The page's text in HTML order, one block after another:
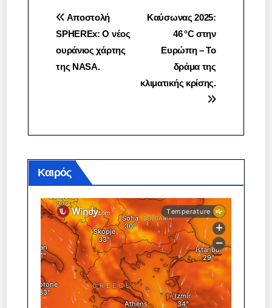
Πλοήγηση
άρθρων
Καύσωνας 2025:
46 °C στην
Ευρώπη – Το
δράμα της
κλιματικής κρίσης.
Αποστολή
SPHEREx: Ο νέος
ουράνιος χάρτης
της NASA.
Καιρός